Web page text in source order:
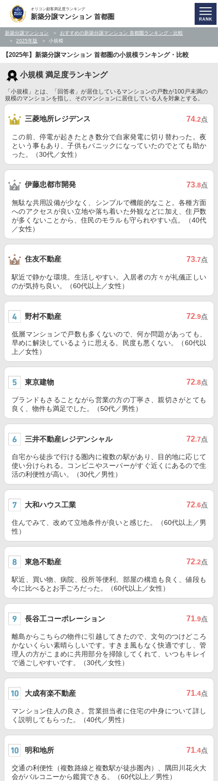
オリコン顧客満足度ランキング
新築分譲マンション 首都圏
新築分譲マンション
おすすめの新築分譲マンション 首都圏ランキング・比較
2025年版
小規模
【2025年】新築分譲マンション 首都圏の小規模ランキング・比較
小規模 満足度ランキング
「小規模」とは、「回答者」が居住しているマンションの戸数が100戸未満の
規模のマンションを指し、そのマンションに居住している人を対象とする。
三菱地所レジデンス 74.2点
この前、停電が起きたとき数分で自家発電に切り替わった。夜
という事もあり、子供もパニックになっていたのでとても助か
った。（30代／女性）
伊藤忠都市開発 73.8点
無駄な共用設備が少なく、シンプルで機能的なこと。各種方面
へのアクセスが良い立地や落ち着いた外観などに加え、住戸数
が多くないことから、住民のモラルも守られやすい点。（40代
／女性）
住友不動産 73.7点
駅近で静かな環境。生活しやすい。入居者の方々が礼儀正しい
のが気持ち良い。（60代以上／女性）
野村不動産 72.9点
低層マンションで戸数も多くないので、何か問題があっても、
早めに解決しているように思える。民度も悪くない。（60代以
上／女性）
東京建物 72.8点
ブランドもさることながら営業の方の丁寧さ、親切さがとても
良く、物件も満足でした。（50代／男性）
三井不動産レジデンシャル 72.7点
自宅から徒歩で行ける圏内に複数の駅があり、目的地に応じて
使い分けられる。コンビニやスーパーがすぐ近くにあるので生
活の利便性が高い。（30代／男性）
大和ハウス工業 72.6点
住んでみて、改めて立地条件が良いと感じた。（60代以上／男
性）
東急不動産 72.2点
駅近、買い物、病院、役所等便利。部屋の構造も良く、値段も
今に比べるとお手ごろだった。（60代以上／女性）
長谷工コーポレーション 71.9点
離島からこちらの物件に引越してきたので、文句のつけどころ
かないくらい素晴らしいです。すきま風もなく快適ですし、管
理人の方がこまめに共用部分を掃除してくれて、いつもキレイ
で過ごしやすいです。（30代／女性）
大成有楽不動産 71.4点
マンション住人の良さ。営業担当者に住宅の中身について詳し
く説明してもらった。（40代／男性）
明和地所 71.4点
交通の利便性（複数路線と複数駅が徒歩圏内）、隅田川花火大
会がバルコニーから鑑賞できる。（60代以上／男性）